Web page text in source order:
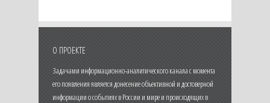
О ПРОЕКТЕ
Задачами информационно-аналитического канала с момента
его появления является донесение объективной и достоверной
информации о событиях в России и мире и происходящих в